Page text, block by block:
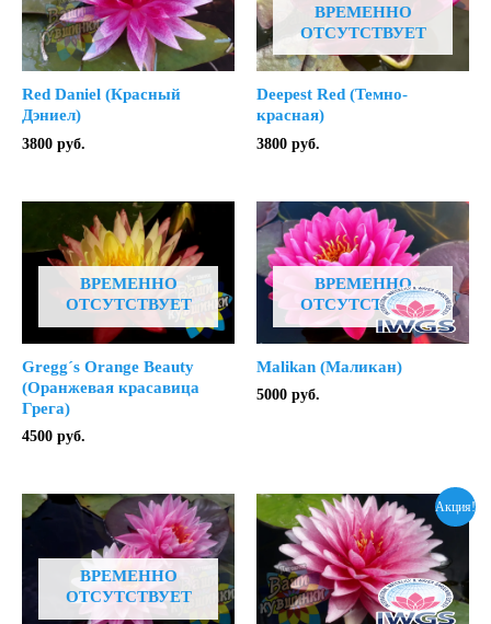
Red Daniel (Красный
Дэниел)
3800 руб.
ВРЕМЕННО
ОТСУТСТВУЕТ
Deepest Red (Темно-
красная)
3800 руб.
ВРЕМЕННО
ОТСУТСТВУЕТ
Gregg´s Orange Beauty
(Оранжевая красавица
Грега)
4500 руб.
ВРЕМЕННО
ОТСУТСТВУЕТ
Malikan (Маликан)
5000 руб.
ВРЕМЕННО
ОТСУТСТВУЕТ
Акция!